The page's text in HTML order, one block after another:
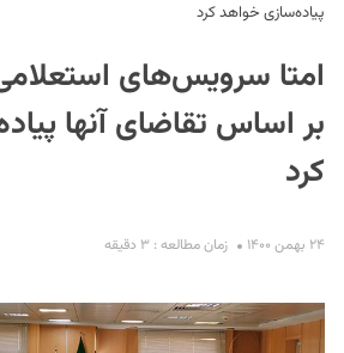
پیاده‌سازی خواهد کرد
امتا سرویس‌های استعلامی
بر اساس تقاضای آنها
کرد
۲۴ بهمن ۱۴۰۰ زمان مطالعه : ۳ دقیقه